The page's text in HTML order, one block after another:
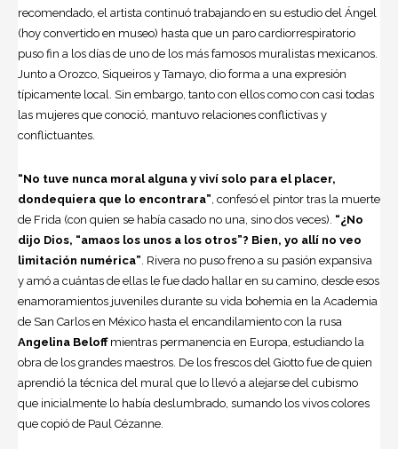
recomendado, el artista continuó trabajando en su estudio del Ángel
(hoy convertido en museo) hasta que un paro cardiorrespiratorio
puso fin a los días de uno de los más famosos muralistas mexicanos.
Junto a Orozco, Siqueiros y Tamayo, dio forma a una expresión
típicamente local. Sin embargo, tanto con ellos como con casi todas
las mujeres que conoció, mantuvo relaciones conflictivas y
conflictuantes.
“No tuve nunca moral alguna y viví solo para el placer,
dondequiera que lo encontrara” , confesó el pintor tras la muerte
de Frida (con quien se había casado no una, sino dos veces). “¿No
dijo Dios, “amaos los unos a los otros”? Bien, yo allí no veo
limitación numérica” . Rivera no puso freno a su pasión expansiva
y amó a cuántas de ellas le fue dado hallar en su camino, desde esos
enamoramientos juveniles durante su vida bohemia en la Academia
de San Carlos en México hasta el encandilamiento con la rusa
Angelina Beloff mientras permanencia en Europa, estudiando la
obra de los grandes maestros. De los frescos del Giotto fue de quien
aprendió la técnica del mural que lo llevó a alejarse del cubismo
que inicialmente lo había deslumbrado, sumando los vivos colores
que copió de Paul Cézanne.